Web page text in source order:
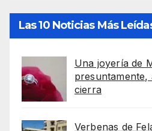
Las 10 Noticias Más
Una joyería de
presuntamente,
cierra
Verbenas de